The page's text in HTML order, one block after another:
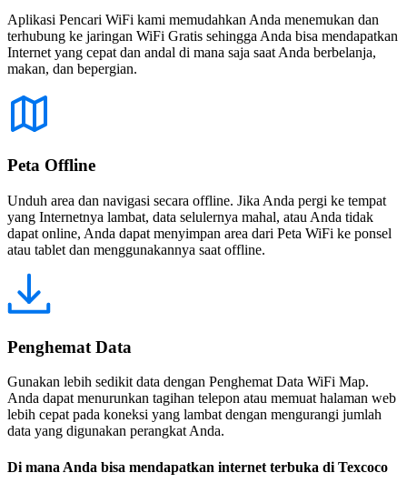
Aplikasi Pencari WiFi kami memudahkan Anda menemukan dan
terhubung ke jaringan WiFi Gratis sehingga Anda bisa mendapatkan
Internet yang cepat dan andal di mana saja saat Anda berbelanja,
makan, dan bepergian.
Peta Offline
Unduh area dan navigasi secara offline. Jika Anda pergi ke tempat
yang Internetnya lambat, data selulernya mahal, atau Anda tidak
dapat online, Anda dapat menyimpan area dari Peta WiFi ke ponsel
atau tablet dan menggunakannya saat offline.
Penghemat Data
Gunakan lebih sedikit data dengan Penghemat Data WiFi Map.
Anda dapat menurunkan tagihan telepon atau memuat halaman web
lebih cepat pada koneksi yang lambat dengan mengurangi jumlah
data yang digunakan perangkat Anda.
Di mana Anda bisa mendapatkan internet terbuka di Texcoco